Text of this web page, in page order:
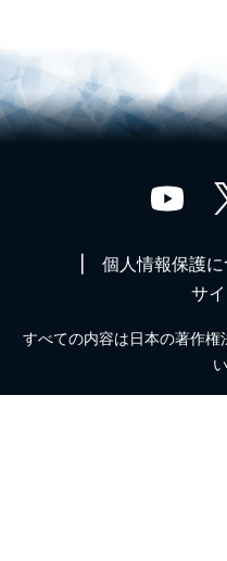
個人情報保護に
サ
すべての内容は日本の著作